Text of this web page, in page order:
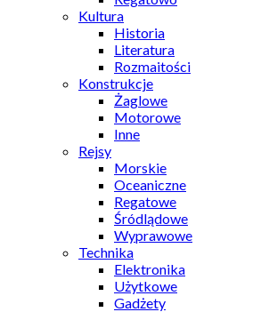
Kultura
Historia
Literatura
Rozmaitości
Konstrukcje
Żaglowe
Motorowe
Inne
Rejsy
Morskie
Oceaniczne
Regatowe
Śródlądowe
Wyprawowe
Technika
Elektronika
Użytkowe
Gadżety